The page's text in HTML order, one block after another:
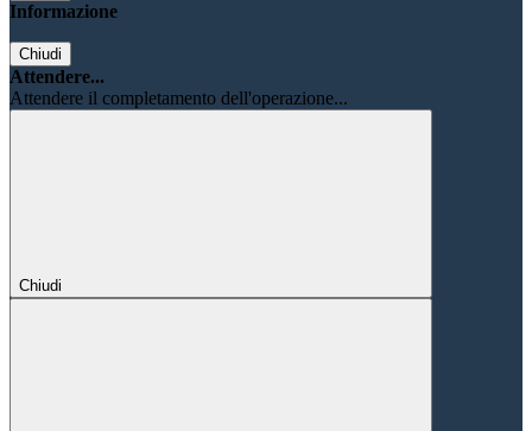
Informazione
Chiudi
Attendere...
Attendere il completamento dell'operazione...
Chiudi